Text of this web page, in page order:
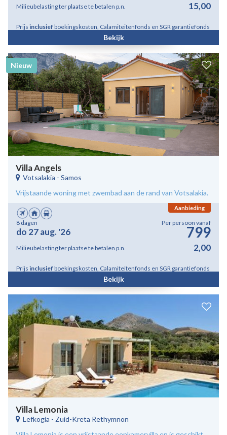
Milieubelasting ter plaatse te betalen p.n. 15,00
Prijs inclusief boekingskosten, Calamiteitenfonds en SGR garantiefonds
Bekijk
Nieuw
Villa Angels
Votsalakia - Samos
Vrijstaande woning met zwembad aan de rand van Votsalakia.
Aanbieding
8 dagen
do 27 aug. '26
Per persoon vanaf
799
Milieubelasting ter plaatse te betalen p.n. 2,00
Prijs inclusief boekingskosten, Calamiteitenfonds en SGR garantiefonds
Bekijk
Villa Lemonia
Lefkogia - Zuid-Kreta Rethymnon